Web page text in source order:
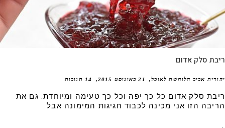
סלק אדום
אביב הלוחשת לאוכל 21 באוגוסט 2015 14 תגובות
סלק אדום כל כך יפה וכל כך טעימה ומיוחדת. גם את
הזו אני מכינה לכבוד חגיגות המימונה אבל